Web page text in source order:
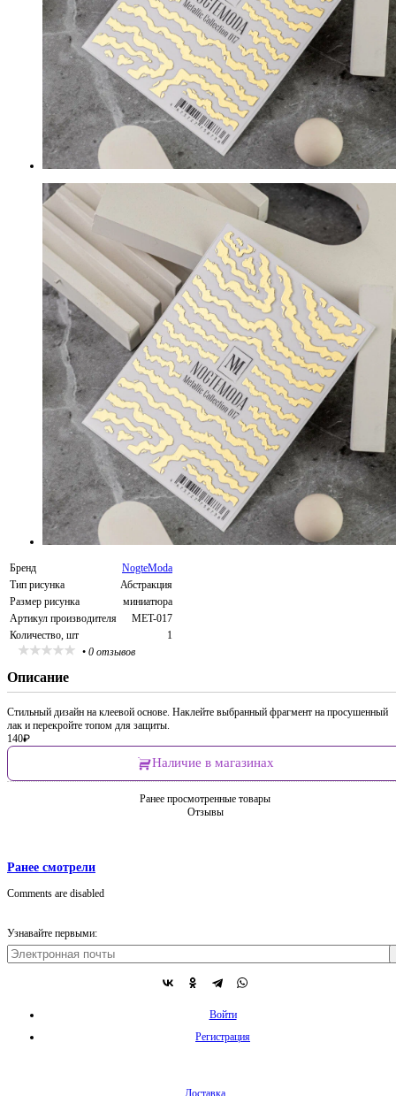
Бренд
NogteModa
Тип рисунка
Абстракция
Размер рисунка
миниатюра
Артикул производителя
MET-017
Количество, шт
1
• 0 отзывов
Описание
Стильный дизайн на клеевой основе. Наклейте выбранный фрагмент на просушенный
лак и перекройте топом для защиты.
140₽
Наличие в магазинах
Ранее просмотренные товары
Отзывы
Ранее смотрели
Comments are disabled
Узнавайте первыми:
Войти
Регистрация
Доставка